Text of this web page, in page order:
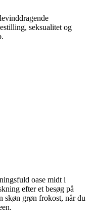
seksualitet og
oase midt i
efter et besøg på
skøn grøn frokost, når du